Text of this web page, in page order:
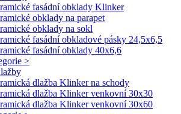
fasádní obklady Klinker
obklady na parapet
obklady na sokl
fasádní obkladové pásky 24,5x6,5
fasádní obklady 40x6,6
>
dlažba Klinker na schody
dlažba Klinker venkovní 30x30
dlažba Klinker venkovní 30x60